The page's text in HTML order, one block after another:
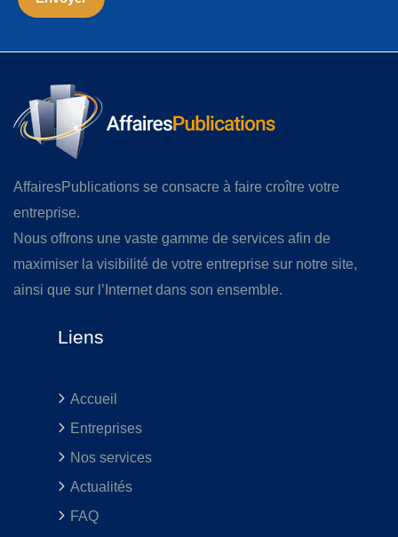
AffairesPublications se consacre à faire croître votre
entreprise.
Nous offrons une vaste gamme de services afin de
maximiser la visibilité de votre entreprise sur notre site,
ainsi que sur l’Internet dans son ensemble.
Liens
Accueil
Entreprises
Nos services
Actualités
FAQ